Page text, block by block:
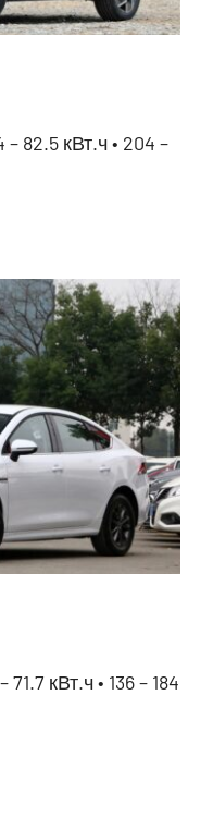
– 82.5 кВт.ч • 204 –
кВт.ч • 136 – 184